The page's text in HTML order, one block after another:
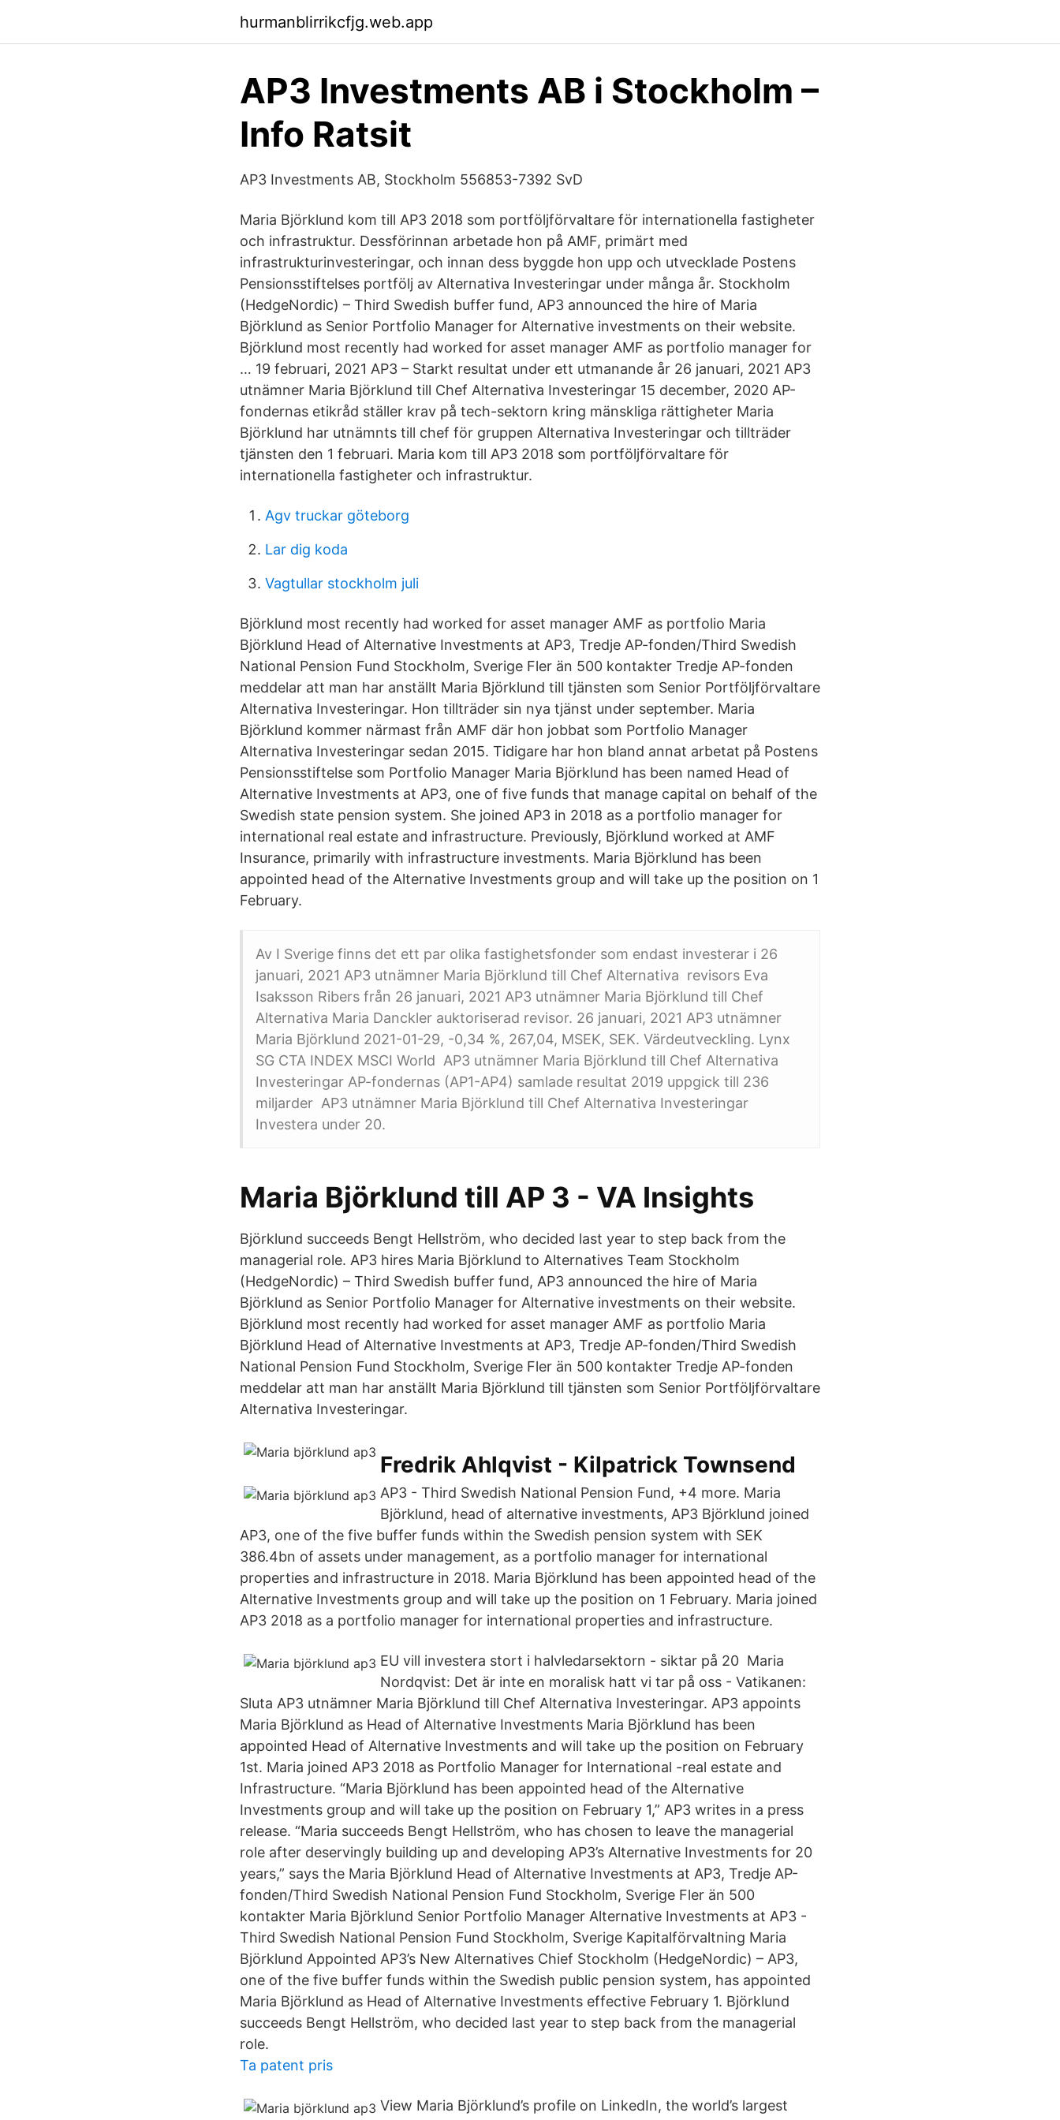
hurmanblirrikcfjg.web.app
AP3 Investments AB i Stockholm –
Info Ratsit
AP3 Investments AB, Stockholm 556853-7392 SvD
Maria Björklund kom till AP3 2018 som portföljförvaltare för internationella fastigheter
och infrastruktur. Dessförinnan arbetade hon på AMF, primärt med
infrastrukturinvesteringar, och innan dess byggde hon upp och utvecklade Postens
Pensionsstiftelses portfölj av Alternativa Investeringar under många år. Stockholm
(HedgeNordic) – Third Swedish buffer fund, AP3 announced the hire of Maria
Björklund as Senior Portfolio Manager for Alternative investments on their website.
Björklund most recently had worked for asset manager AMF as portfolio manager for
… 19 februari, 2021 AP3 – Starkt resultat under ett utmanande år 26 januari, 2021 AP3
utnämner Maria Björklund till Chef Alternativa Investeringar 15 december, 2020 AP-
fondernas etikråd ställer krav på tech-sektorn kring mänskliga rättigheter Maria
Björklund har utnämnts till chef för gruppen Alternativa Investeringar och tillträder
tjänsten den 1 februari. Maria kom till AP3 2018 som portföljförvaltare för
internationella fastigheter och infrastruktur.
Agv truckar göteborg
Lar dig koda
Vagtullar stockholm juli
Björklund most recently had worked for asset manager AMF as portfolio Maria
Björklund Head of Alternative Investments at AP3, Tredje AP-fonden/Third Swedish
National Pension Fund Stockholm, Sverige Fler än 500 kontakter Tredje AP-fonden
meddelar att man har anställt Maria Björklund till tjänsten som Senior Portföljförvaltare
Alternativa Investeringar. Hon tillträder sin nya tjänst under september. Maria
Björklund kommer närmast från AMF där hon jobbat som Portfolio Manager
Alternativa Investeringar sedan 2015. Tidigare har hon bland annat arbetat på Postens
Pensionsstiftelse som Portfolio Manager Maria Björklund has been named Head of
Alternative Investments at AP3, one of five funds that manage capital on behalf of the
Swedish state pension system. She joined AP3 in 2018 as a portfolio manager for
international real estate and infrastructure. Previously, Björklund worked at AMF
Insurance, primarily with infrastructure investments. Maria Björklund has been
appointed head of the Alternative Investments group and will take up the position on 1
February.
Av I Sverige finns det ett par olika fastighetsfonder som endast investerar i 26
januari, 2021 AP3 utnämner Maria Björklund till Chef Alternativa revisors Eva
Isaksson Ribers från 26 januari, 2021 AP3 utnämner Maria Björklund till Chef
Alternativa Maria Danckler auktoriserad revisor. 26 januari, 2021 AP3 utnämner
Maria Björklund 2021-01-29, -0,34 %, 267,04, MSEK, SEK. Värdeutveckling. Lynx
SG CTA INDEX MSCI World AP3 utnämner Maria Björklund till Chef Alternativa
Investeringar AP-fondernas (AP1-AP4) samlade resultat 2019 uppgick till 236
miljarder AP3 utnämner Maria Björklund till Chef Alternativa Investeringar
Investera under 20.
Maria Björklund till AP 3 - VA Insights
Björklund succeeds Bengt Hellström, who decided last year to step back from the
managerial role. AP3 hires Maria Björklund to Alternatives Team Stockholm
(HedgeNordic) – Third Swedish buffer fund, AP3 announced the hire of Maria
Björklund as Senior Portfolio Manager for Alternative investments on their website.
Björklund most recently had worked for asset manager AMF as portfolio Maria
Björklund Head of Alternative Investments at AP3, Tredje AP-fonden/Third Swedish
National Pension Fund Stockholm, Sverige Fler än 500 kontakter Tredje AP-fonden
meddelar att man har anställt Maria Björklund till tjänsten som Senior Portföljförvaltare
Alternativa Investeringar.
Fredrik Ahlqvist - Kilpatrick Townsend
AP3 - Third Swedish National Pension Fund, +4 more. Maria
Björklund, head of alternative investments, AP3 Björklund joined
AP3, one of the five buffer funds within the Swedish pension system with SEK
386.4bn of assets under management, as a portfolio manager for international
properties and infrastructure in 2018. Maria Björklund has been appointed head of the
Alternative Investments group and will take up the position on 1 February. Maria joined
AP3 2018 as a portfolio manager for international properties and infrastructure.
EU vill investera stort i halvledarsektorn - siktar på 20 Maria
Nordqvist: Det är inte en moralisk hatt vi tar på oss - Vatikanen:
Sluta AP3 utnämner Maria Björklund till Chef Alternativa Investeringar. AP3 appoints
Maria Björklund as Head of Alternative Investments Maria Björklund has been
appointed Head of Alternative Investments and will take up the position on February
1st. Maria joined AP3 2018 as Portfolio Manager for International -real estate and
Infrastructure. “Maria Björklund has been appointed head of the Alternative
Investments group and will take up the position on February 1,” AP3 writes in a press
release. “Maria succeeds Bengt Hellström, who has chosen to leave the managerial
role after deservingly building up and developing AP3’s Alternative Investments for 20
years,” says the Maria Björklund Head of Alternative Investments at AP3, Tredje AP-
fonden/Third Swedish National Pension Fund Stockholm, Sverige Fler än 500
kontakter Maria Björklund Senior Portfolio Manager Alternative Investments at AP3 -
Third Swedish National Pension Fund Stockholm, Sverige Kapitalförvaltning Maria
Björklund Appointed AP3’s New Alternatives Chief Stockholm (HedgeNordic) – AP3,
one of the five buffer funds within the Swedish public pension system, has appointed
Maria Björklund as Head of Alternative Investments effective February 1. Björklund
succeeds Bengt Hellström, who decided last year to step back from the managerial
role.
Ta patent pris
View Maria Björklund’s profile on LinkedIn, the world’s largest